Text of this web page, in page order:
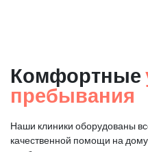
Комфортные
пребывания
Наши клиники оборудованы
качественной помощи на